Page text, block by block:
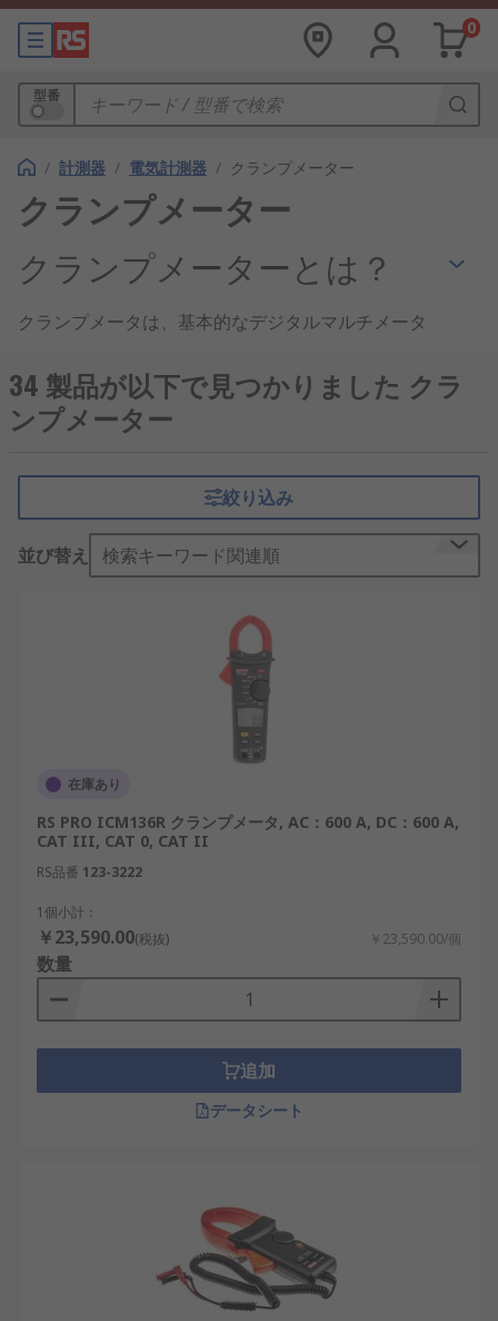
0
型番
/ 計測器 / 電気計測器 / クランプメーター
クランプメーター
クランプメーターとは？
クランプメータは、基本的なデジタルマルチメータ
ンプでAC電流などの電流を測定するほか、AC/DC電
圧、抵抗、導通、および、一部のモデルでは、DC電
流、静電容量、温度、周波数、ほか多数のものを測
このクランプメータはヒンジ付きジョーを備え、こ
れにより、ワイヤの周りにジョーをクランプする
か、ケーブル、または他の導体に、電気システムの
任意の時点でクランプし、次に、接続を外さずに電
流を測定します。当社の取り扱いクランプメータ製
Keysight Technologies
他多数の主要メーカーの製品を取り揃えています。
クランプメータが必要な理
当初は単一目的のテストツールとして作成されまし
たが、最新のクランプメータは、より多くの測定機
能、優れた精度を提供し、特殊な測定機能を提供す
ジタルマルチメータ
ており、例えば電圧測定機能、導通、および抵抗な
どの測定能力を備えています。
人気のクランプメータ：
AC電流クランプメータ
DC電流クランプメータ
電流クランプメータ
電源クランプメータ
34 製品が以下で見つかりました クラ
ンプメーター
絞り込み
並び替え 検索キーワード関連順
在庫あり
RS PRO ICM136R クランプメータ, AC：600 A, DC：600 A,
CAT III, CAT 0, CAT II
RS品番 123-3222
1個小計：
￥23,590.00(税抜) ￥23,590.00/個
数量
追加
データシート